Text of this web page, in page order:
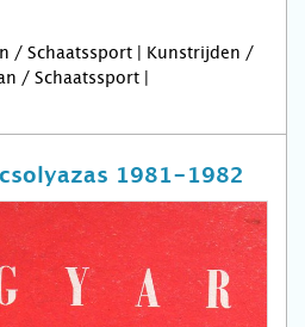
/ Schaatssport | Kunstrijden /
/ Schaatssport |
1981-1982